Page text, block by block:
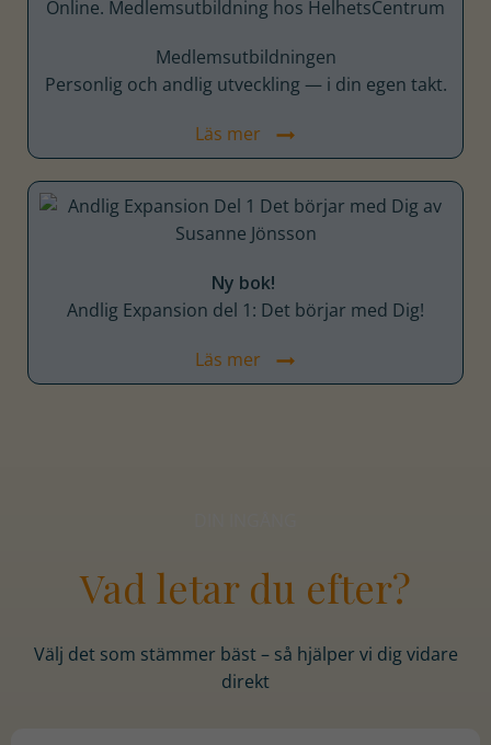
Medlems­utbildningen
Personlig och andlig utveckling — i din egen takt.
Läs mer
Ny bok!
Andlig Expansion del 1: Det börjar med Dig!
Läs mer
Vad letar du efter?
Välj det som stämmer bäst – så hjälper vi dig vidare
direkt